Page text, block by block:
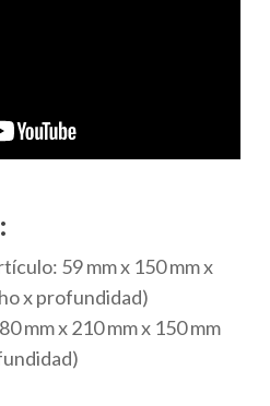
59 mm x 150 mm x
x profundidad)
mm x 210 mm x 150 mm